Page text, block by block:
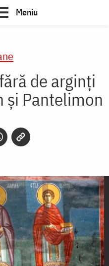
Meniu
de arginți
și Pantelimon